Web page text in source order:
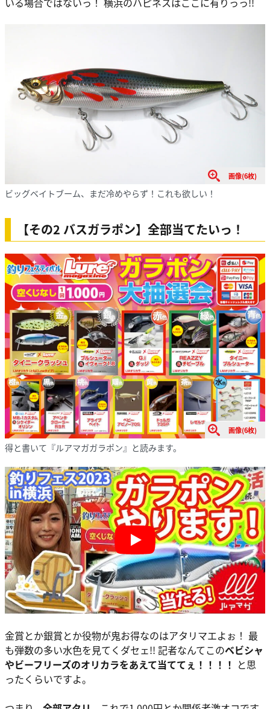
画像(6枚)
ビッグベイトブーム、まだ冷めやらず！これも欲しい！
【その2 バスガラポン】全部当てたいっ！
画像(6枚)
得と書いて『ルアマガガラポン』と読みます。
Play
金賞とか銀賞とか役物が鬼お得なのはアタリマエよぉ！ 最
も弾数の多い水色を見てくダセェ!! 記者なんてこのベビシャ
やビーフリーズのオリカラをあえて当ててぇ！！！！ と思
ったくらいですよ。